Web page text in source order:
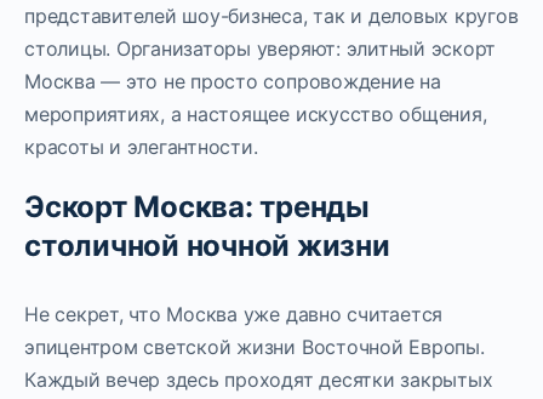
представителей шоу-бизнеса, так и деловых кругов
столицы. Организаторы уверяют: элитный эскорт
Москва — это не просто сопровождение на
мероприятиях, а настоящее искусство общения,
красоты и элегантности.
Эскорт Москва: тренды
столичной ночной жизни
Не секрет, что Москва уже давно считается
эпицентром светской жизни Восточной Европы.
Каждый вечер здесь проходят десятки закрытых